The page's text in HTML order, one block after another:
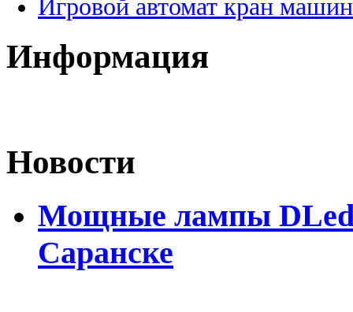
Игровой автомат кран
Информация
Новости
Мощные лампы DLed
Саранске